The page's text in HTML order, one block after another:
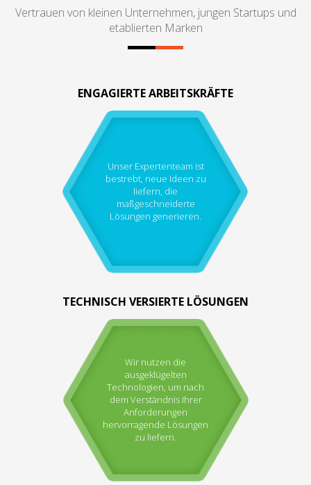
Vertrauen von kleinen Unternehmen, jungen Startups und
etablierten Marken
ENGAGIERTE ARBEITSKRÄFTE
Unser Expertenteam ist
bestrebt, neue Ideen zu
liefern, die
maßgeschneiderte
Lösungen generieren.
TECHNISCH VERSIERTE LÖSUNGEN
Wir nutzen die
ausgeklügelten
Technologien, um nach
dem Verständnis Ihrer
Anforderungen
hervorragende Lösungen
zu liefern.